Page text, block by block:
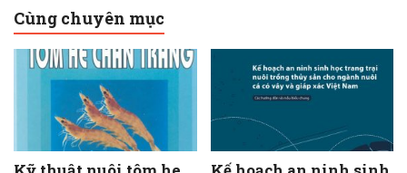
Cùng chuyên mục